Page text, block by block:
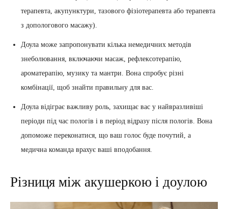
терапевта, акупунктури, тазового фізіотерапевта або терапевта
з допологового масажу).
Доула може запропонувати кілька немедичних методів
знеболювання, включаючи масаж, рефлексотерапію,
ароматерапію, музику та мантри. Вона спробує різні
комбінації, щоб знайти правильну для вас.
Доула відіграє важливу роль, захищає вас у найвразливіші
періоди під час пологів і в період відразу після пологів. Вона
допоможе переконатися, що ваш голос буде почутий, а
медична команда врахує ваші вподобання.
Різниця між акушеркою і доулою